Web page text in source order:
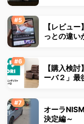
【レビュ
っとの違い
【購入検
ーバ２」最
オーラ
決定編～